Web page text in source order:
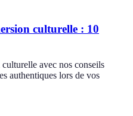
culturelle : 10
avec nos conseils
authentiques lors de vos